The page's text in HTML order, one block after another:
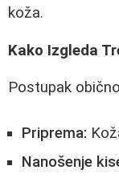
koža.
Kako Izgleda
Postupak
Priprema:
Nanošenje